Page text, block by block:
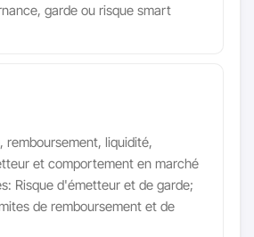
garde ou risque smart
remboursement, liquidité,
et comportement en marché
Risque d'émetteur et de garde;
de remboursement et de